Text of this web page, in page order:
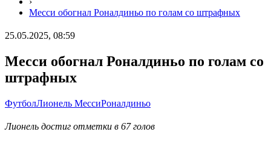
Месси обогнал Роналдиньо по голам со штрафных
25.05.2025, 08:59
Месси обогнал Роналдиньо по голам со
штрафных
ФутболЛионель МессиРоналдиньо
Лионель достиг отметки в 67 голов